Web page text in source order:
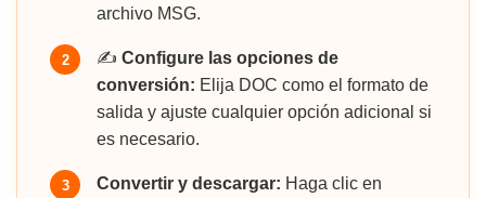
archivo MSG.
2 ✍️ Configure las opciones de
conversión: Elija DOC como el formato de
salida y ajuste cualquier opción adicional si
es necesario.
3 Convertir y descargar: Haga clic en